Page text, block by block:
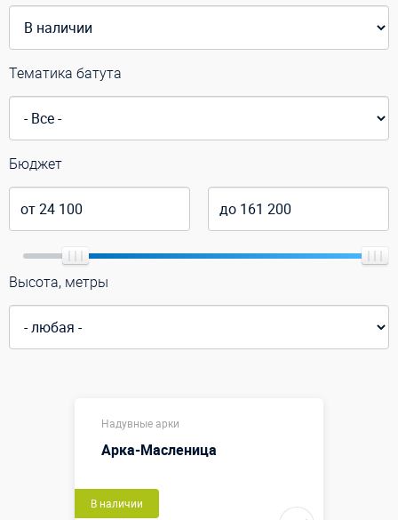
Тематика батута
Бюджет
Высота, метры
Надувные арки
Арка-Масленица
В наличии